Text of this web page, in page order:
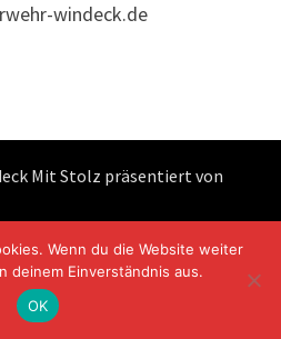
windeck.de
Mit Stolz präsentiert von
Wenn du die Website weiter
deinem Einverständnis aus.
OK